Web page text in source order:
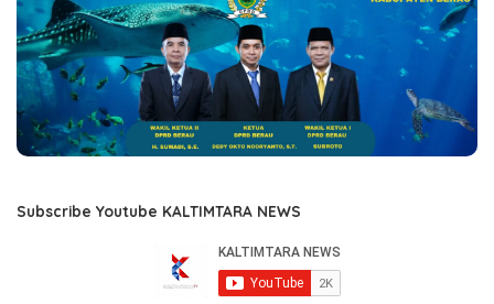
Subscribe Youtube KALTIMTARA NEWS